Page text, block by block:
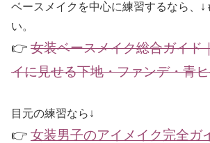
ベースメイクを中心に練習するなら、↓
い。
👉 女装ベースメイク総合ガイド
イに見せる下地・ファンデ・青
目元の練習なら↓
👉 女装男子のアイメイク完全ガ